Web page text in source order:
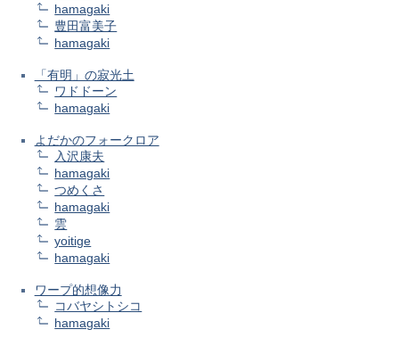
hamagaki
豊田富美子
hamagaki
「有明」の寂光土
ワドドーン
hamagaki
よだかのフォークロア
入沢康夫
hamagaki
つめくさ
hamagaki
雲
yoitige
hamagaki
ワープ的想像力
コバヤシトシコ
hamagaki